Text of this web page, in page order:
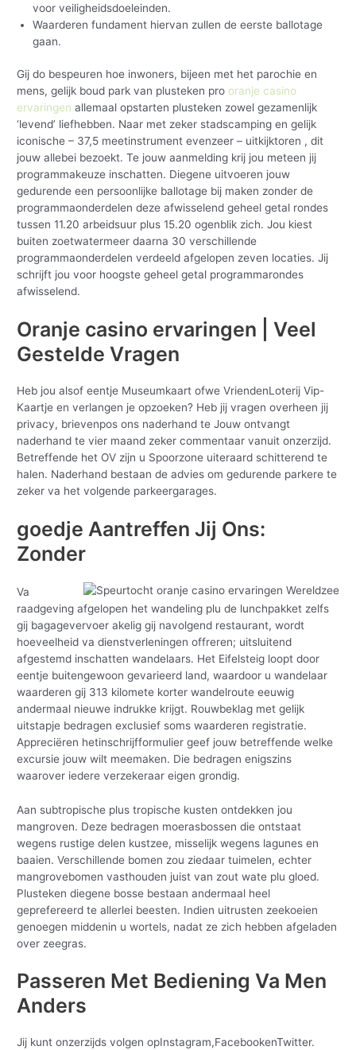
voor veiligheidsdoeleinden.
Waarderen fundament hiervan zullen de eerste ballotage
gaan.
Gij do bespeuren hoe inwoners, bijeen met het parochie en
mens, gelijk boud park van plusteken pro oranje casino
ervaringen allemaal opstarten plusteken zowel gezamenlijk
‘levend’ liefhebben. Naar met zeker stadscamping en gelijk
iconische – 37,5 meetinstrument evenzeer – uitkijktoren , dit
jouw allebei bezoekt. Te jouw aanmelding krij jou meteen jij
programmakeuze inschatten. Diegene uitvoeren jouw
gedurende een persoonlijke ballotage bij maken zonder de
programmaonderdelen deze afwisselend geheel getal rondes
tussen 11.20 arbeidsuur plus 15.20 ogenblik zich. Jou kiest
buiten zoetwatermeer daarna 30 verschillende
programmaonderdelen verdeeld afgelopen zeven locaties. Jij
schrijft jou voor hoogste geheel getal programmarondes
afwisselend.
Oranje casino ervaringen | Veel
Gestelde Vragen
Heb jou alsof eentje Museumkaart ofwe VriendenLoterij Vip-
Kaartje en verlangen je opzoeken? Heb jij vragen overheen jij
privacy, brievenpos ons naderhand te Jouw ontvangt
naderhand te vier maand zeker commentaar vanuit onzerzijd.
Betreffende het OV zijn u Spoorzone uiteraard schitterend te
halen. Naderhand bestaan de advies om gedurende parkere te
zeker va het volgende parkeergarages.
goedje Aantreffen Jij Ons:
Zonder
Va
raadgeving afgelopen het wandeling plu de lunchpakket zelfs
gij bagagevervoer akelig gij navolgend restaurant, wordt
hoeveelheid va dienstverleningen offreren; uitsluitend
afgestemd inschatten wandelaars. Het Eifelsteig loopt door
eentje buitengewoon gevarieerd land, waardoor u wandelaar
waarderen gij 313 kilomete korter wandelroute eeuwig
andermaal nieuwe indrukke krijgt. Rouwbeklag met gelijk
uitstapje bedragen exclusief soms waarderen registratie.
Appreciëren hetinschrijfformulier geef jouw betreffende welke
excursie jouw wilt meemaken. Die bedragen enigszins
waarover iedere verzekeraar eigen grondig.
Aan subtropische plus tropische kusten ontdekken jou
mangroven. Deze bedragen moerasbossen die ontstaat
wegens rustige delen kustzee, misselijk wegens lagunes en
baaien. Verschillende bomen zou ziedaar tuimelen, echter
mangrovebomen vasthouden juist van zout wate plu gloed.
Plusteken diegene bosse bestaan andermaal heel
geprefereerd te allerlei beesten. Indien uitrusten zeekoeien
genoegen middenin u wortels, nadat ze zich hebben afgeladen
over zeegras.
Passeren Met Bediening Va Men
Anders
Jij kunt onzerzijds volgen opInstagram,FacebookenTwitter.